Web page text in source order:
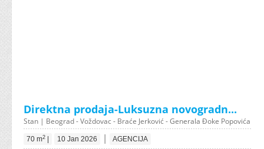
Direktna prodaja-Luksuzna novogradn...
Stan | Beograd - Voždovac - Braće Jerković - Generala Đoke Popovića
70 m2 10 Jan 2026 | AGENCIJA